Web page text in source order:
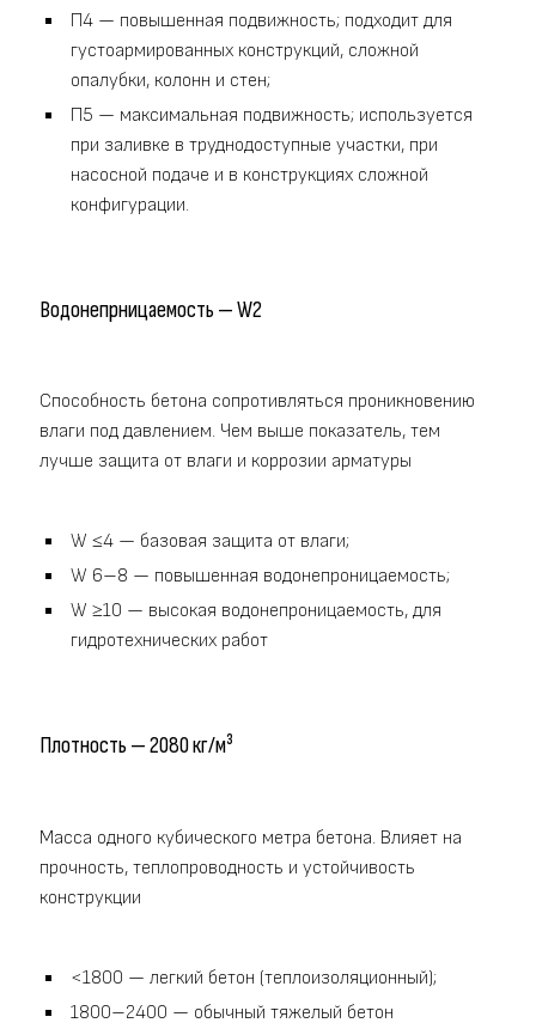
П4 — повышенная подвижность; подходит для
густоармированных конструкций, сложной
опалубки, колонн и стен;
П5 — максимальная подвижность; используется
при заливке в труднодоступные участки, при
насосной подаче и в конструкциях сложной
конфигурации.
Водонепрницаемость — W2
Способность бетона сопротивляться проникновению
влаги под давлением. Чем выше показатель, тем
лучше защита от влаги и коррозии арматуры
W ≤4 — базовая защита от влаги;
W 6–8 — повышенная водонепроницаемость;
W ≥10 — высокая водонепроницаемость, для
гидротехнических работ
Плотность — 2080 кг/м³
Масса одного кубического метра бетона. Влияет на
прочность, теплопроводность и устойчивость
конструкции
<1800 — легкий бетон (теплоизоляционный);
1800–2400 — обычный тяжелый бетон